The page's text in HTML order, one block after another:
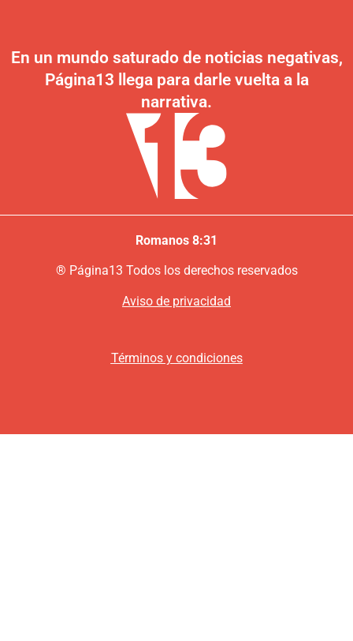
En un mundo saturado de noticias negativas,
Página13 llega para darle vuelta a la
narrativa.
Romanos 8:31
® Página13 Todos los derechos reservados
Aviso de privacidad
Términos y condiciones